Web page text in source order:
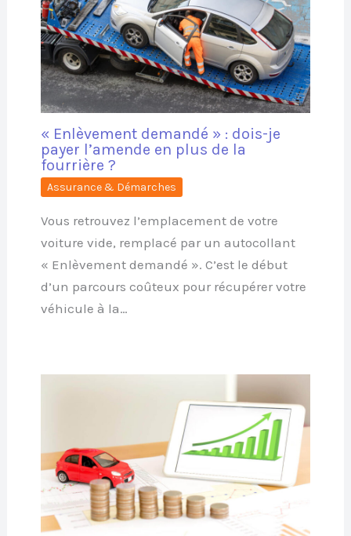
« Enlèvement demandé » : dois-je
payer l’amende en plus de la
fourrière ?
Assurance & Démarches
Vous retrouvez l’emplacement de votre
voiture vide, remplacé par un autocollant
« Enlèvement demandé ». C’est le début
d’un parcours coûteux pour récupérer votre
véhicule à la…